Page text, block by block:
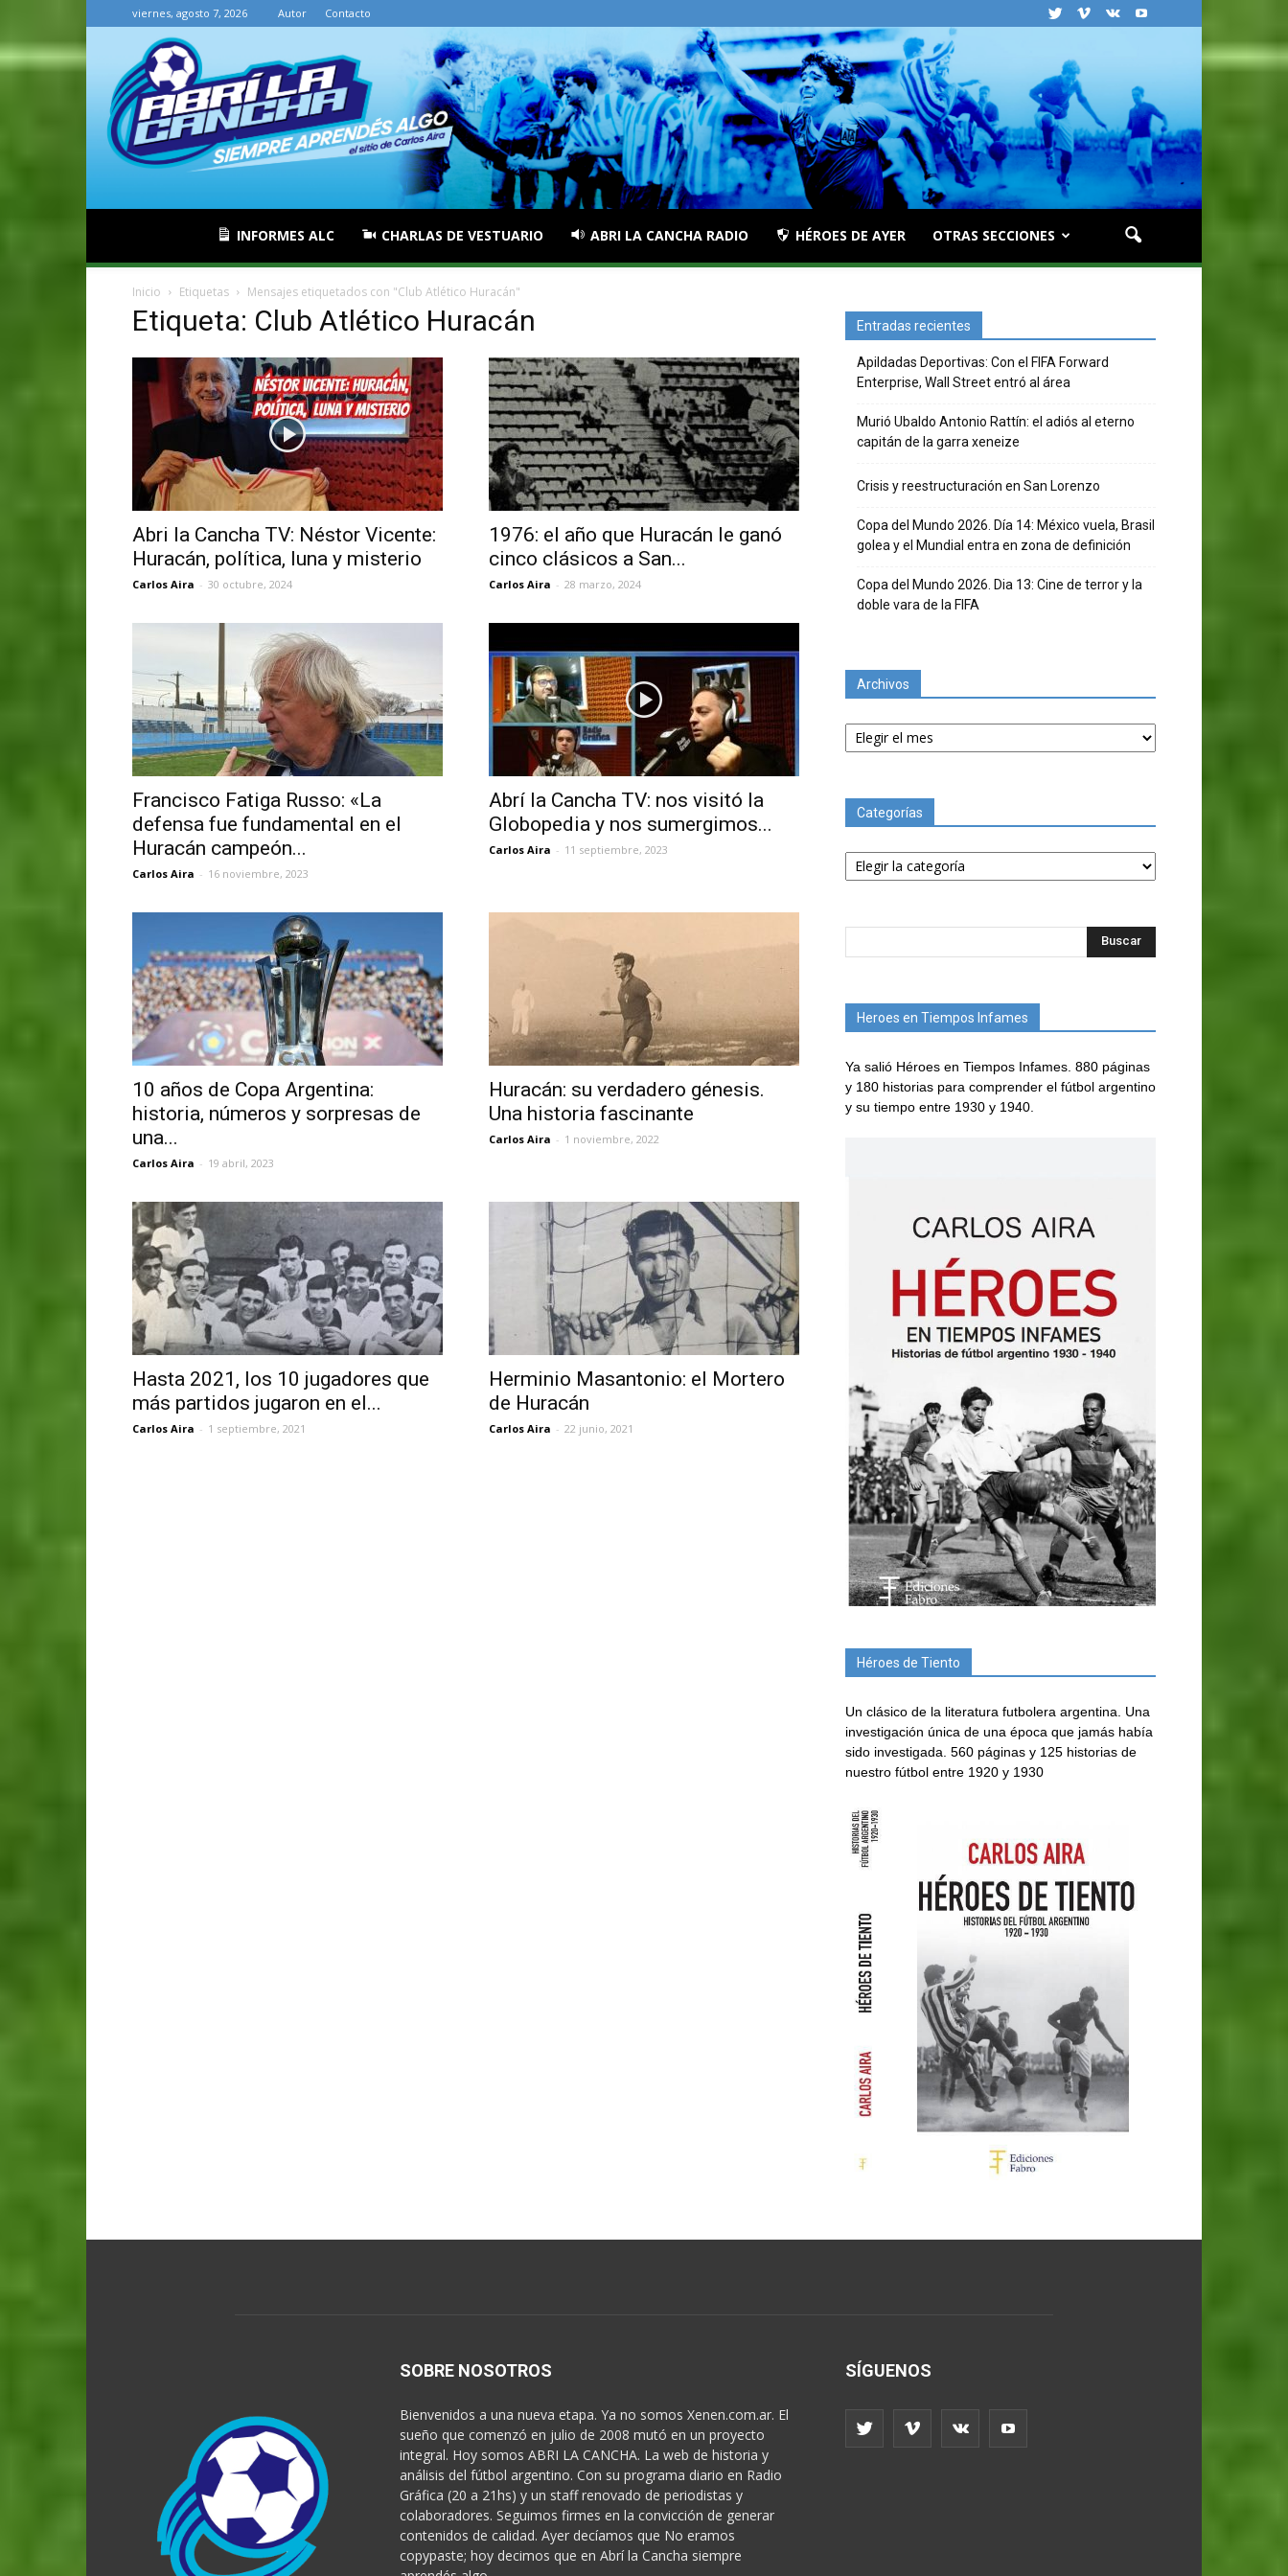
viernes, agosto 7, 2026 Autor Contacto
INFORMES ALC CHARLAS DE VESTUARIO ABRI LA CANCHA RADIO HÉROES DE AYER OTRAS SECCIONES
Inicio Etiquetas Mensajes etiquetados con "Club Atlético Huracán"
Etiqueta: Club Atlético Huracán
Abri la Cancha TV: Néstor Vicente:
Huracán, política, luna y misterio
Carlos Aira - 30 octubre, 2024
1976: el año que Huracán le ganó
cinco clásicos a San...
Carlos Aira - 28 marzo, 2024
Francisco Fatiga Russo: «La
defensa fue fundamental en el
Huracán campeón...
Carlos Aira - 16 noviembre, 2023
Abrí la Cancha TV: nos visitó la
Globopedia y nos sumergimos...
Carlos Aira - 11 septiembre, 2023
10 años de Copa Argentina:
historia, números y sorpresas de
una...
Carlos Aira - 19 abril, 2023
Huracán: su verdadero génesis.
Una historia fascinante
Carlos Aira - 1 noviembre, 2022
Hasta 2021, los 10 jugadores que
más partidos jugaron en el...
Carlos Aira - 1 septiembre, 2021
Herminio Masantonio: el Mortero
de Huracán
Carlos Aira - 22 junio, 2021
Entradas recientes
Apildadas Deportivas: Con el FIFA Forward
Enterprise, Wall Street entró al área
Murió Ubaldo Antonio Rattín: el adiós al eterno
capitán de la garra xeneize
Crisis y reestructuración en San Lorenzo
Copa del Mundo 2026. Día 14: México vuela, Brasil
golea y el Mundial entra en zona de definición
Copa del Mundo 2026. Dia 13: Cine de terror y la
doble vara de la FIFA
Archivos
Archivos
Categorías
Categorías
Heroes en Tiempos Infames
Ya salió Héroes en Tiempos Infames. 880 páginas
y 180 historias para comprender el fútbol argentino
y su tiempo entre 1930 y 1940.
Héroes de Tiento
Un clásico de la literatura futbolera argentina. Una
investigación única de una época que jamás había
sido investigada. 560 páginas y 125 historias de
nuestro fútbol entre 1920 y 1930
SOBRE NOSOTROS
Bienvenidos a una nueva etapa. Ya no somos Xenen.com.ar. El
sueño que comenzó en julio de 2008 mutó en un proyecto
integral. Hoy somos ABRI LA CANCHA. La web de historia y
análisis del fútbol argentino. Con su programa diario en Radio
Gráfica (20 a 21hs) y un staff renovado de periodistas y
colaboradores. Seguimos firmes en la convicción de generar
contenidos de calidad. Ayer decíamos que No eramos
copypaste; hoy decimos que en Abrí la Cancha siempre
SÍGUENOS